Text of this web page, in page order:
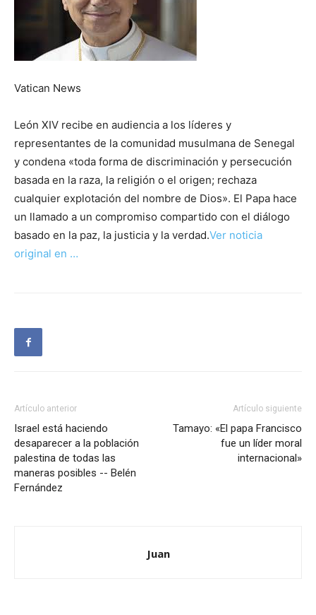
Vatican News
León XIV recibe en audiencia a los líderes y
representantes de la comunidad musulmana de Senegal
y condena «toda forma de discriminación y persecución
basada en la raza, la religión o el origen; rechaza
cualquier explotación del nombre de Dios». El Papa hace
un llamado a un compromiso compartido con el diálogo
basado en la paz, la justicia y la verdad.Ver noticia
original en …
Artículo anterior
Israel está haciendo
desaparecer a la población
palestina de todas las
maneras posibles -- Belén
Fernández
Artículo siguiente
Tamayo: «El papa Francisco
fue un líder moral
internacional»
Juan